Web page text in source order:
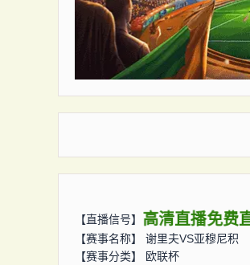
【直播信号】 高清直播 免费
【赛事名称】 谢里夫VS亚穆尼积
【赛事分类】
欧联杯